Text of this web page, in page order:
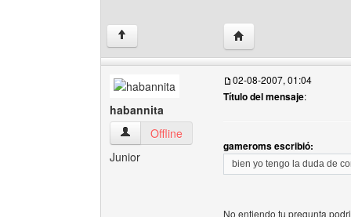
↑ Visitar sitio web del
habannita
habannita Ver perfil del usuario
Offline
Junior
02-08-2007, 01:04
Título del mensaje:
gameroms escribió:
bien yo tengo la duda de
No entiendo tu pregunta